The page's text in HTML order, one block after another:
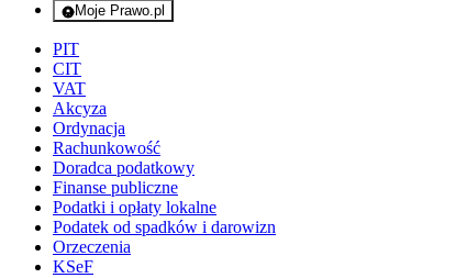
Moje Prawo.pl
- rejestracja i logowanie do serwisu
PIT
CIT
VAT
Akcyza
Ordynacja
Rachunkowość
Doradca podatkowy
Finanse publiczne
Podatki i opłaty lokalne
Podatek od spadków i darowizn
Orzeczenia
KSeF